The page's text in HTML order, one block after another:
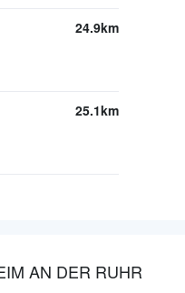
24.9km
25.1km
AN DER RUHR